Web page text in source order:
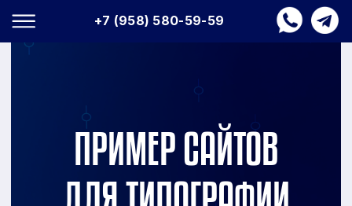
+7 (958) 580-59-59
ПРИМЕР САЙТОВ